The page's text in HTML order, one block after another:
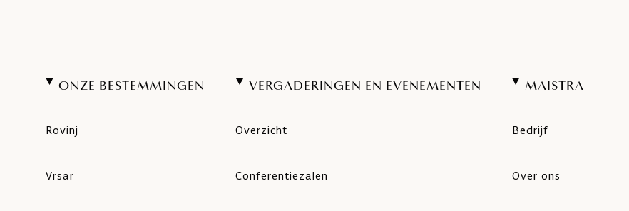
ONZE BESTEMMINGEN
Rovinj
Vrsar
VERGADERINGEN EN EVENEMENTEN
Overzicht
Conferentiezalen
MAISTRA
Bedrijf
Over ons